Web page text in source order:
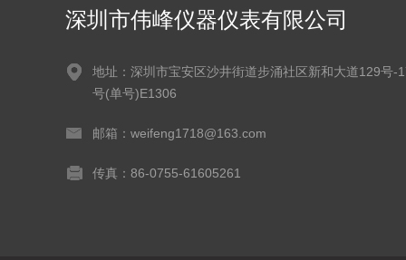
深圳市伟峰仪器仪表有限公司
地址：深圳市宝安区沙井街道步涌社区新和大道129号-
号(单号)E1306
邮箱：weifeng1718@163.com
传真：86-0755-61605261